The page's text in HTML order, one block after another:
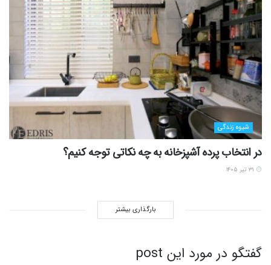
شیوه زندگی
در انتخاب پرده آشپزخانه به چه نکاتی توجه کنیم؟
بارگذاری بیشتر
گفتگو در مورد این post